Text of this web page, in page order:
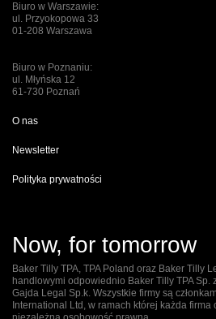
Biuro w Warszawie:
ul. Przyokopowa 33
01-208 Warszawa
Biuro w Poznaniu:
ul. Młyńska 12
61-730 Poznań
O nas
Newsletter
Polityka prywatności
Now, for tomorrow
Baker Tilly TPA, TPA Poland oraz Baker Tilly
handlowymi odpowiednio Baker Tilly TPA Sp.
Gajda Legal Sp.k. Wszystkie firmy są
International Ltd, w ramach której każda firma